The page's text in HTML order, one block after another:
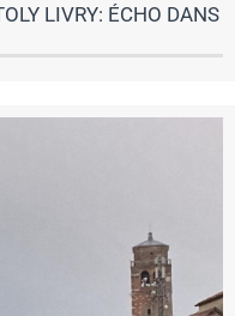
LIVRY: ÉCHO DANS